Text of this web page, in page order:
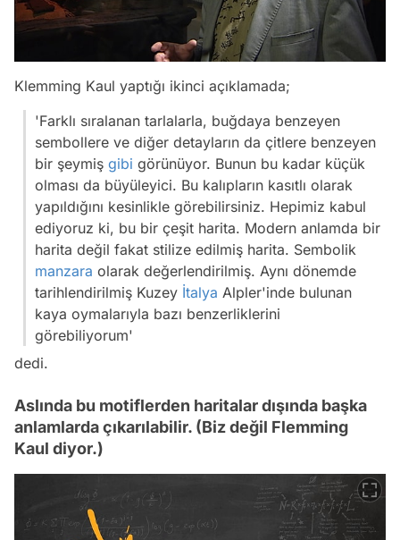
Klemming Kaul yaptığı ikinci açıklamada;
'Farklı sıralanan tarlalarla, buğdaya benzeyen
sembollere ve diğer detayların da çitlere benzeyen
bir şeymiş gibi görünüyor. Bunun bu kadar küçük
olması da büyüleyici. Bu kalıpların kasıtlı olarak
yapıldığını kesinlikle görebilirsiniz. Hepimiz kabul
ediyoruz ki, bu bir çeşit harita. Modern anlamda bir
harita değil fakat stilize edilmiş harita. Sembolik
manzara olarak değerlendirilmiş. Aynı dönemde
tarihlendirilmiş Kuzey İtalya Alpler'inde bulunan
kaya oymalarıyla bazı benzerliklerini
görebiliyorum'
dedi.
Aslında bu motiflerden haritalar dışında başka
anlamlarda çıkarılabilir. (Biz değil Flemming
Kaul diyor.)